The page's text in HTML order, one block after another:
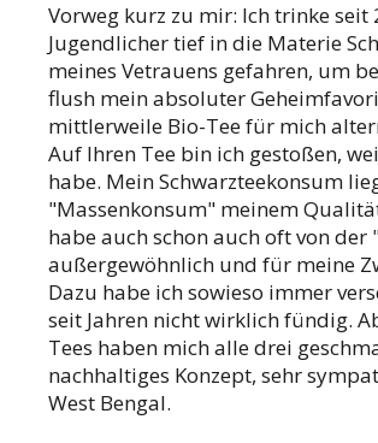
Vorweg kurz zu mir: Ich trinke seit
Jugendlicher tief in die Materie
meines Vetrauens gefahren, um
flush mein absoluter
mittlerweile Bio-Tee für mich
Auf Ihren Tee bin ich gestoßen,
habe. Mein Schwarzteekonsum
"Massenkonsum" meinem
habe auch schon auch oft von
außergewöhnlich und für meine
Dazu habe ich sowieso immer
seit Jahren nicht wirklich fündig.
Tees haben mich alle drei
nachhaltiges Konzept, sehr
West Bengal.